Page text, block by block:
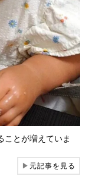
ことが増えていま
▶元記事を見る